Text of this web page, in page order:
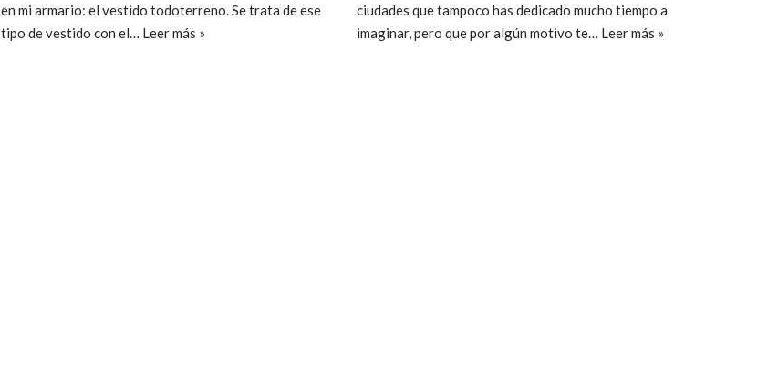
en mi armario: el vestido todoterreno. Se trata de ese
tipo de vestido con el… Leer más »
ciudades que tampoco has dedicado mucho tiempo a
imaginar, pero que por algún motivo te… Leer más »